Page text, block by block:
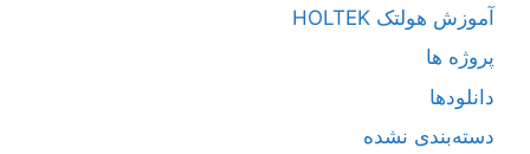
آموزش هولتک HOLTEK
پروژه ها
دانلودها
دسته‌بندی نشده